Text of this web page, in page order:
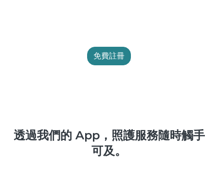
免費註冊
透過我們的 App，照護服務隨時觸手
可及。